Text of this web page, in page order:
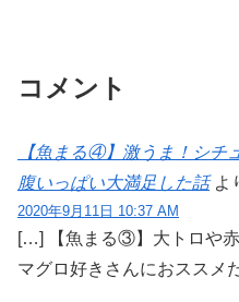
コメント
【魚まる④】激うま！シチ
腹いっぱい大満足した話 よ
2020年9月11日 10:37 AM
[…] 【魚まる③】大トロや
マグロ好きさんにおススメ